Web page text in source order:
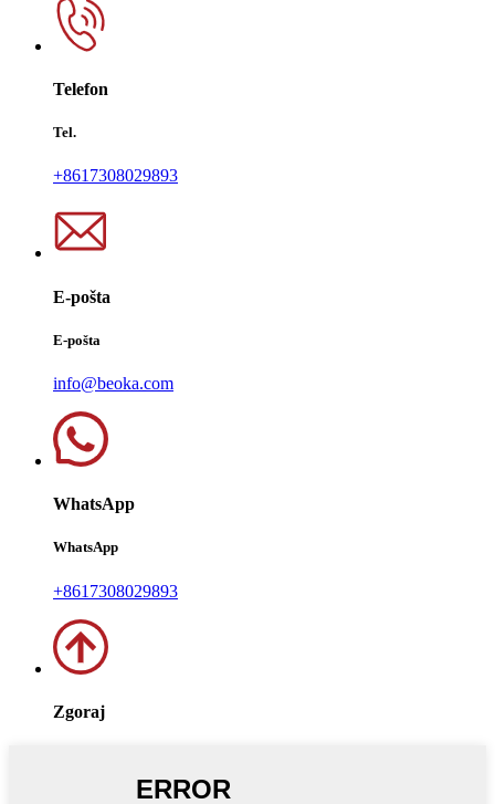
Telefon
Tel.
+8617308029893
E-pošta
E-pošta
info@beoka.com
WhatsApp
WhatsApp
+8617308029893
Zgoraj